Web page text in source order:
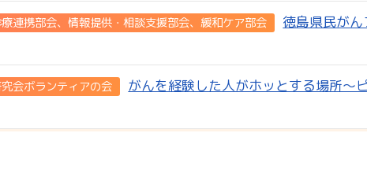
連携部会、情報提供・相談支援部会、緩和ケア部会
徳島県民がん
会ボランティアの会
がんを経験した人がホッとする場所～